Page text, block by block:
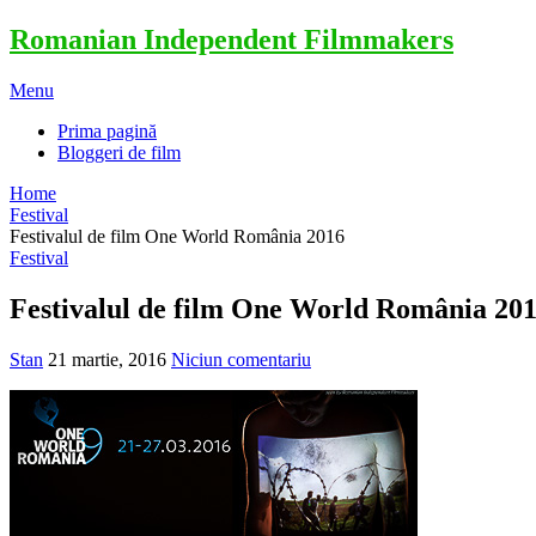
Romanian Independent Filmmakers
Menu
Prima pagină
Bloggeri de film
Home
Festival
Festivalul de film One World România 2016
Festival
Festivalul de film One World România
Stan 21 martie, 2016 Niciun comentariu